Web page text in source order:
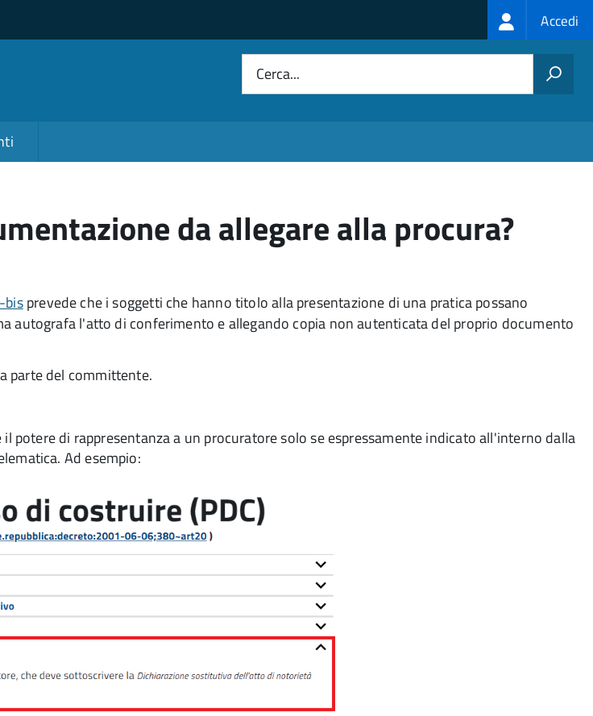
Login
menu
Accedi
Cerca...
da allegare alla procura?
bisprevede che i soggetti che hanno titolo alla presentazione di una pratica possano
autografa l'atto di conferimento e allegando copia non autenticata del proprio documento
parte del committente.
di rappresentanza a un procuratore solo se espressamente indicato all'interno dalla
Ad esempio: